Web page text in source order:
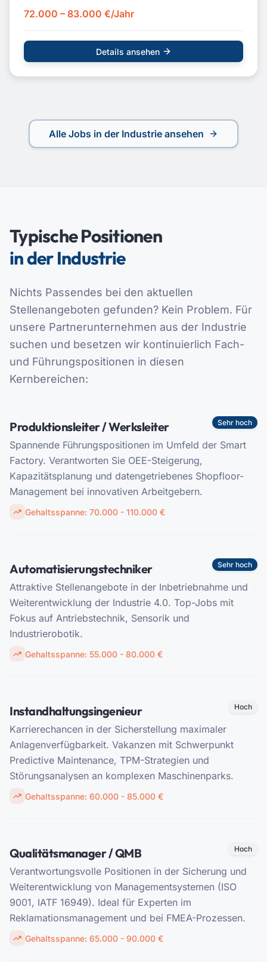
72.000 – 83.000 €/Jahr
Details ansehen
Alle Jobs in der Industrie ansehen
Typische Positionen
in derIndustrie
Nichts Passendes bei den aktuellen
Stellenangeboten gefunden? Kein Problem. Für
unsere Partnerunternehmen aus der Industrie
suchen und besetzen wir kontinuierlich Fach-
und Führungspositionen in diesen
Kernbereichen:
Produktionsleiter / Werksleiter Sehr hoch
Spannende Führungspositionen im Umfeld der Smart
Factory. Verantworten Sie OEE-Steigerung,
Kapazitätsplanung und datengetriebenes Shopfloor-
Management bei innovativen Arbeitgebern.
Gehaltsspanne: 70.000 - 110.000 €
Automatisierungstechniker Sehr hoch
Attraktive Stellenangebote in der Inbetriebnahme und
Weiterentwicklung der Industrie 4.0. Top-Jobs mit
Fokus auf Antriebstechnik, Sensorik und
Industrierobotik.
Gehaltsspanne: 55.000 - 80.000 €
Instandhaltungsingenieur Hoch
Karrierechancen in der Sicherstellung maximaler
Anlagenverfügbarkeit. Vakanzen mit Schwerpunkt
Predictive Maintenance, TPM-Strategien und
Störungsanalysen an komplexen Maschinenparks.
Gehaltsspanne: 60.000 - 85.000 €
Qualitätsmanager / QMB Hoch
Verantwortungsvolle Positionen in der Sicherung und
Weiterentwicklung von Managementsystemen (ISO
9001, IATF 16949). Ideal für Experten im
Reklamationsmanagement und bei FMEA-Prozessen.
Gehaltsspanne: 65.000 - 90.000 €